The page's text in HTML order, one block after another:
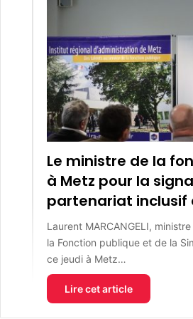
Le ministre de la
à Metz pour la
partenariat inclusif
Laurent MARCANGELI,
la Fonction publique et de la
ce jeudi à Metz…
Lire cet article